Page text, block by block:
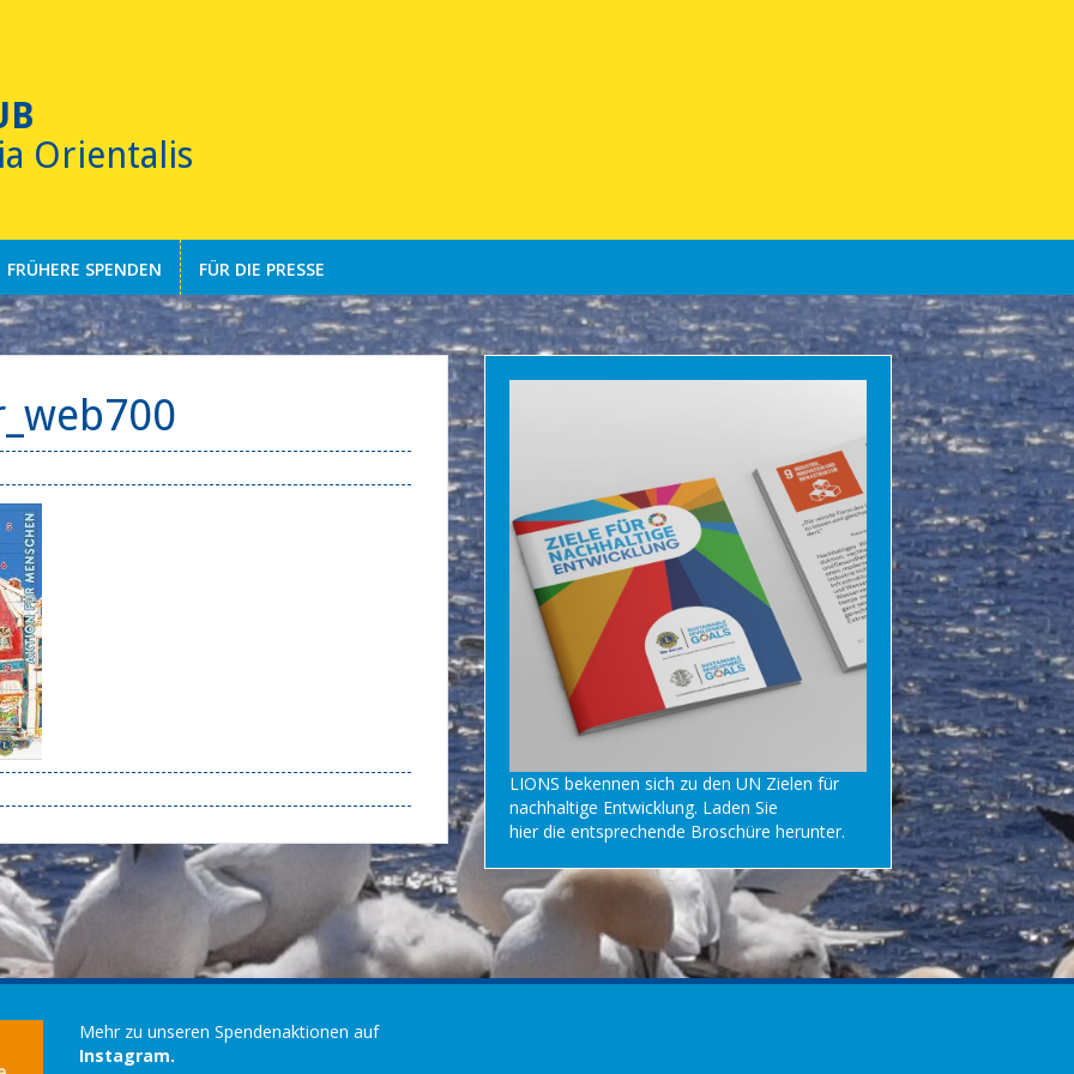
Orientalis
FRÜHERE SPENDEN FÜR DIE PRESSE
LIONS bekennen sich zu den UN Zielen für
nachhaltige Entwicklung. Laden Sie
hierdie entsprechende Broschüre herunter.
Mehr zu unseren Spendenaktionen auf
Instagram.